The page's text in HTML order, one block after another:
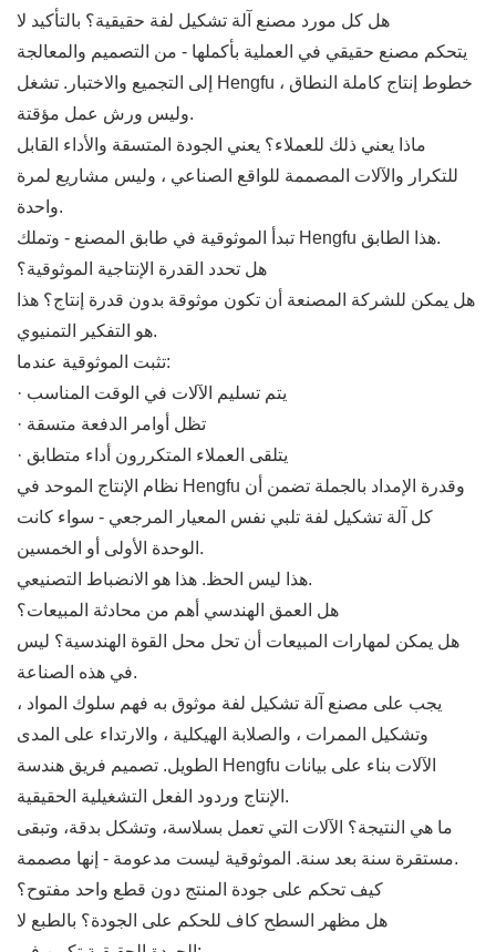
هل كل مورد مصنع آلة تشكيل لفة حقيقية؟ بالتأكيد لا
يتحكم مصنع حقيقي في العملية بأكملها - من التصميم والمعالجة
إلى التجميع والاختبار. تشغل Hengfu خطوط إنتاج كاملة النطاق ،
وليس ورش عمل مؤقتة.
ماذا يعني ذلك للعملاء؟ يعني الجودة المتسقة والأداء القابل
للتكرار والآلات المصممة للواقع الصناعي ، وليس مشاريع لمرة
واحدة.
تبدأ الموثوقية في طابق المصنع - وتملك Hengfu هذا الطابق.
هل تحدد القدرة الإنتاجية الموثوقية؟
هل يمكن للشركة المصنعة أن تكون موثوقة بدون قدرة إنتاج؟ هذا
هو التفكير التمنيوي.
تثبت الموثوقية عندما:
· يتم تسليم الآلات في الوقت المناسب
· تظل أوامر الدفعة متسقة
· يتلقى العملاء المتكررون أداء متطابق
نظام الإنتاج الموحد في Hengfu وقدرة الإمداد بالجملة تضمن أن
كل آلة تشكيل لفة تلبي نفس المعيار المرجعي - سواء كانت
الوحدة الأولى أو الخمسين.
هذا ليس الحظ. هذا هو الانضباط التصنيعي.
هل العمق الهندسي أهم من محادثة المبيعات؟
هل يمكن لمهارات المبيعات أن تحل محل القوة الهندسية؟ ليس
في هذه الصناعة.
يجب على مصنع آلة تشكيل لفة موثوق به فهم سلوك المواد ،
وتشكيل الممرات ، والصلابة الهيكلية ، والارتداء على المدى
الطويل. تصميم فريق هندسة Hengfu الآلات بناء على بيانات
الإنتاج وردود الفعل التشغيلية الحقيقية.
ما هي النتيجة؟ الآلات التي تعمل بسلاسة، وتشكل بدقة، وتبقى
مستقرة سنة بعد سنة. الموثوقية ليست مدعومة - إنها مصممة.
كيف تحكم على جودة المنتج دون قطع واحد مفتوح؟
هل مظهر السطح كاف للحكم على الجودة؟ بالطبع لا